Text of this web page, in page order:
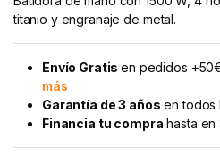
titanio y engranaje de metal.
Envío Gratisen pedidos
más
Garantía de 3 años en todos
Financia tu compra hasta en